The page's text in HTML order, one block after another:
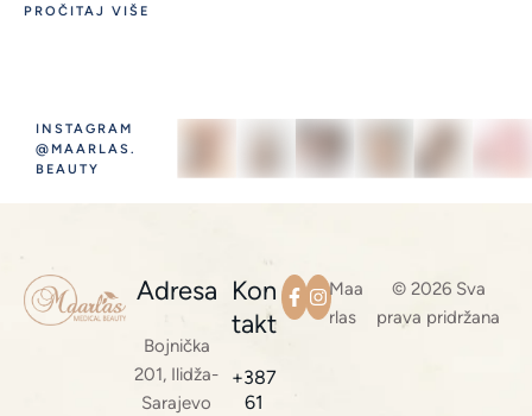
PROČITAJ VIŠE
INSTAGRAM
@MAARLAS.
BEAUTY
Adresa
Bojnička
201, Ilidža-
Sarajevo
Kon
takt
+387
61
Maa
rlas
© 2026 Sva
prava pridržana